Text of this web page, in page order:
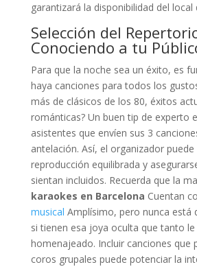
garantizará la disponibilidad del local
Selección del
Conociendo a tu
Para que la noche sea un éxito, es
haya canciones para todos los
más de clásicos de los 80, éxitos
románticas? Un buen tip de experto
asistentes que envíen sus 3
antelación. Así, el organizador
reproducción equilibrada y
sientan incluidos. Recuerda que la
karaokes en Barcelona Cuentan
musical Amplísimo, pero nunca está
si tienen esa joya oculta que tanto le
homenajeado. Incluir canciones que
coros grupales puede potenciar la